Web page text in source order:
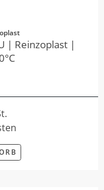
| Reinzoplast |